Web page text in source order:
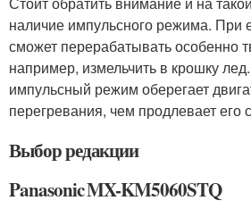
наличие импульсного режима. При
сможет перерабатывать особенно
например, измельчить в крошку
импульсный режим оберегает
перегревания, чем продлевает его
Выбор редакции
Panasonic MX-KM5060STQ